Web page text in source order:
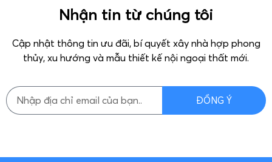
Nhận tin từ chúng tôi
Cập nhật thông tin ưu đãi, bí quyết xây nhà hợp phong
thủy, xu hướng và mẫu thiết kế nội ngoại thất mới.
ĐỒNG Ý